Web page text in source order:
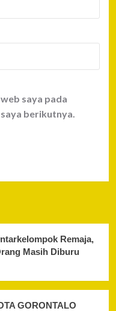
saya pada
berikutnya.
Remaja,
Masih Diburu
GORONTALO